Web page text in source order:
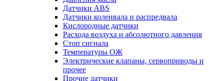
Датчики ABS
Датчики коленвала и распредвала
Кислородные датчики
Расхода воздуха и абсолютного давления
Стоп сигнала
Температуры ОЖ
Электрические клапаны, сервоприводы и
прочее
Прочие датчики